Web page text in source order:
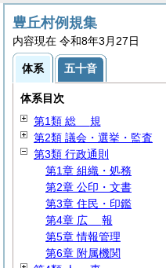
豊丘村例規集
内容現在 令和8年3月27日
体系 五十音
体系目次
第1類 総 規
第2類 議会・選挙・監査
第3類 行政通則
第1章 組織・処務
第2章 公印・文書
第3章 住民・印鑑
第4章 広 報
第5章 情報管理
第6章 附属機関